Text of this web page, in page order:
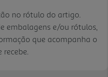
no rótulo do artigo.
embalagens e/ou rótulos,
que acompanha o